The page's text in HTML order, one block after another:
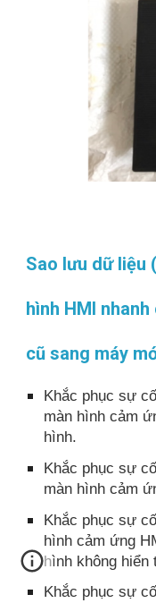
Sao lưu dữ liệu
hình HMI
cũ sang máy
Khắc phục sự
màn hình cảm
hình.
Khắc phục sự
màn hình cảm
Khắc phục sự
hình cảm ứng
hình không hiển
Khắc phục sự